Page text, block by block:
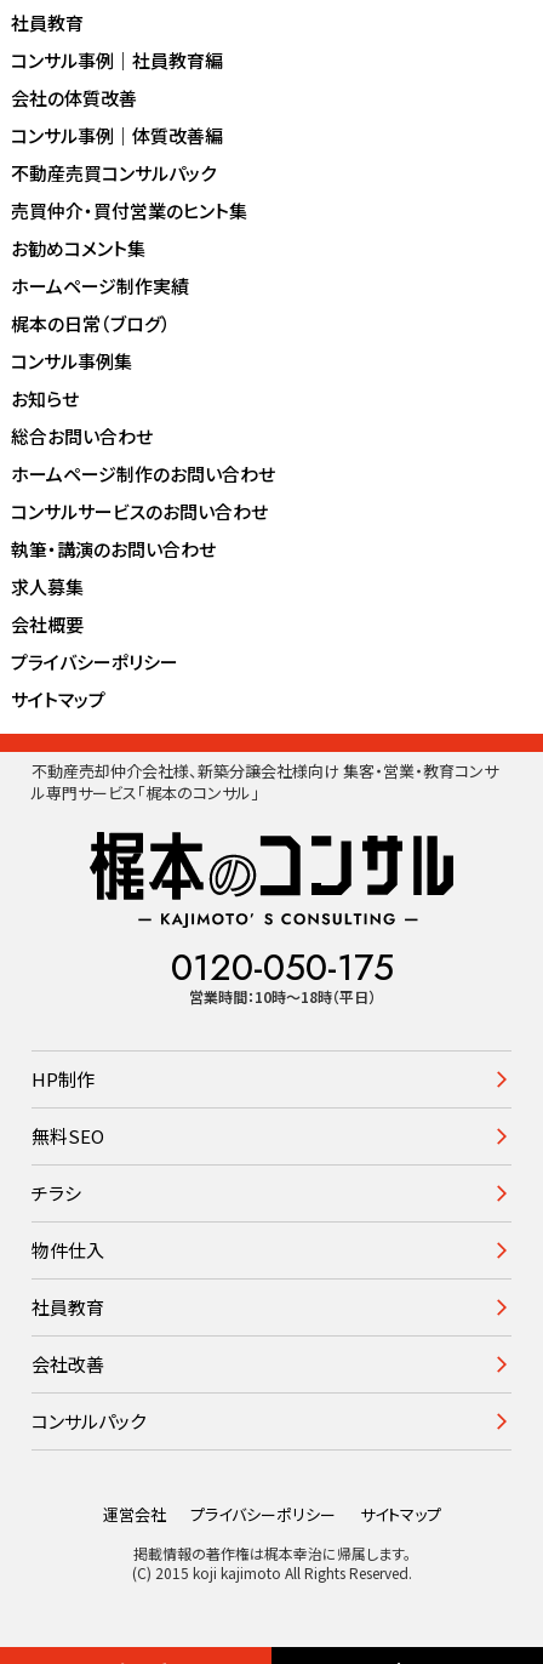
社員教育
コンサル事例｜社員教育編
会社の体質改善
コンサル事例｜体質改善編
不動産売買コンサルパック
売買仲介・買付営業のヒント集
お勧めコメント集
ホームページ制作実績
梶本の日常（ブログ）
コンサル事例集
お知らせ
総合お問い合わせ
ホームページ制作のお問い合わせ
コンサルサービスのお問い合わせ
執筆・講演のお問い合わせ
求人募集
会社概要
プライバシーポリシー
サイトマップ
不動産売却仲介会社様、新築分譲会社様向け 集客・営業・教育コンサ
ル専門サービス「梶本のコンサル」
0120-050-175
営業時間：10時〜18時（平日）
HP制作
無料SEO
チラシ
物件仕入
社員教育
会社改善
コンサルパック
運営会社 プライバシーポリシー サイトマップ
掲載情報の著作権は梶本幸治に帰属します。
(C) 2015 koji kajimoto All Rights Reserved.